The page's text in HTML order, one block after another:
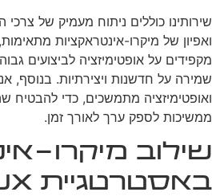
שירותינו כוללים ניתוח מעמיק של
ואפיון של מיקרו-אינטראקציות מתאימות,
מקפידים על אופטימיזציה לביצועים
שמירה על חדשנות ויצירתיות. בנוסף,
ואופטימיזציה מתמשכים, כדי להבטיח
ממשיכות לספק ערך לאורך זמן.
שילוב מיקרו-
באסטרטגיית UX כוללת